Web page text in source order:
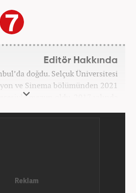
Editör Hakkında
doğdu. Selçuk Üniversitesi
ve Sinema bölümünden 2021
mezun oldu. 2017 yılında
bağlı Haber7.com’da editör